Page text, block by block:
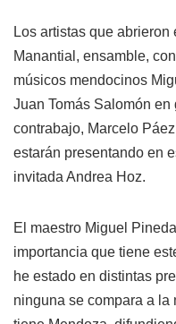
Los artistas que
Manantial, ensamble,
músicos mendocinos
Juan Tomás Salomón
contrabajo, Marcelo
estarán presentando en
invitada Andrea Hoz.
El maestro Miguel
importancia que tiene
he estado en distintas
ninguna se compara a la